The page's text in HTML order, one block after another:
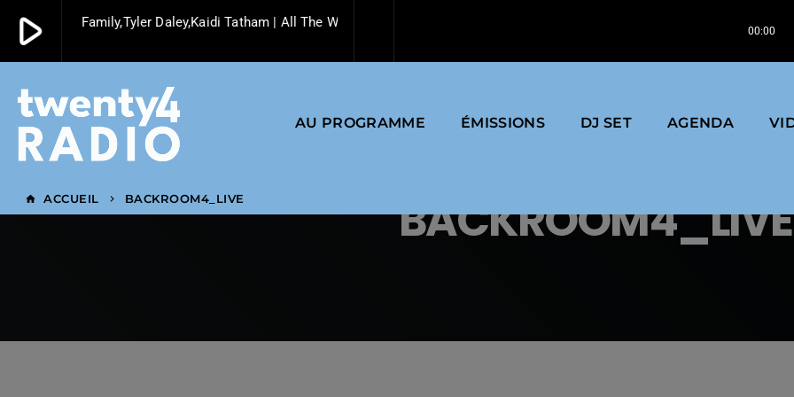
play_arrow
Darkhouse Family,Tyler Daley,Kaidi Tatham | All The Way | 2019 | Label : First Word Records Darkhouse
00:00
play_arrow
AU PROGRAMME ÉMISSIONS DJ SET AGENDA
home ACCUEIL keyboard_arrow_right BACKROOM4_LIVE BACKROOM4_LIVE